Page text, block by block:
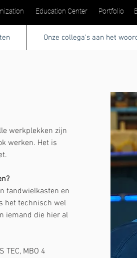
Education Center Portfolio
Onze collega's aan het
werkplekken zijn
werken. Het is
tandwielkasten en
het technisch wel
iemand die hier al
TEC, MBO 4